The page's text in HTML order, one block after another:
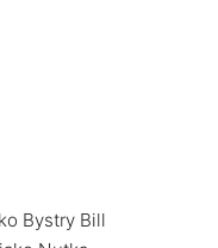
Bystry Bill